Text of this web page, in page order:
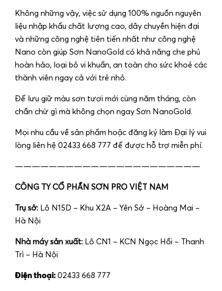
Không những vậy, việc sử dụng 100% nguồn nguyên
liệu nhập khẩu chất lượng cao, dây chuyền hiện đại
và những công nghệ tiên tiến nhất như công nghệ
Nano còn giúp Sơn NanoGold có khả năng che phủ
hoàn hảo, loại bỏ vi khuẩn, an toàn cho sức khoẻ các
thành viên ngay cả với trẻ nhỏ.
Để lưu giữ màu sơn tươi mới cùng năm tháng, còn
chần chừ gì mà không chọn ngay Sơn NanoGold.
Mọi nhu cầu về sản phẩm hoặc đăng ký làm Đại lý vui
lòng liên hệ 02433 668 777 để được hỗ trợ miễn phí.
——————————————————————
CÔNG TY CỔ PHẦN SƠN PRO VIỆT NAM
Trụ sở: Lô N15D – Khu X2A – Yên Sở – Hoàng Mai –
Hà Nội
Nhà máy sản xuất: Lô CN1 – KCN Ngọc Hồi – Thanh
Trì – Hà Nội
Điện thoại: 02433 668 777